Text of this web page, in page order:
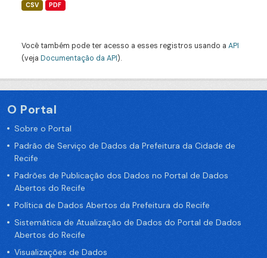
CSV PDF
Você também pode ter acesso a esses registros usando a API
(veja Documentação da API).
O Portal
Sobre o Portal
Padrão de Serviço de Dados da Prefeitura da Cidade de
Recife
Padrões de Publicação dos Dados no Portal de Dados
Abertos do Recife
Política de Dados Abertos da Prefeitura do Recife
Sistemática de Atualização de Dados do Portal de Dados
Abertos do Recife
Visualizações de Dados